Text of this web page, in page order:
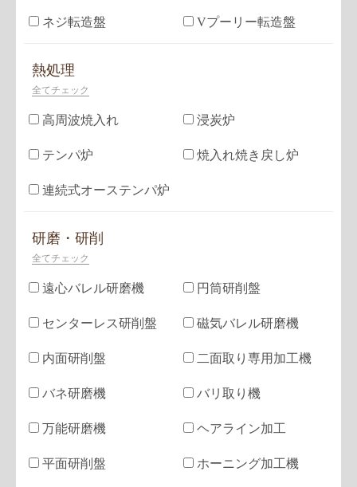
ネジ転造盤 Vプーリー転造盤
熱処理
全てチェック
高周波焼入れ 浸炭炉
テンパ炉 焼入れ焼き戻し炉
連続式オーステンパ炉
研磨・研削
全てチェック
遠心バレル研磨機 円筒研削盤
センターレス研削盤 磁気バレル研磨機
内面研削盤 二面取り専用加工機
バネ研磨機 バリ取り機
万能研磨機 ヘアライン加工
平面研削盤 ホーニング加工機